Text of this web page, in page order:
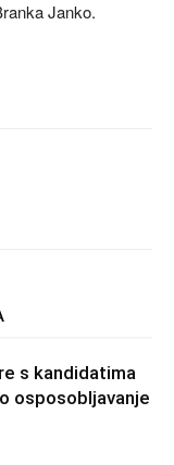
Janko.
s kandidatima
osposobljavanje